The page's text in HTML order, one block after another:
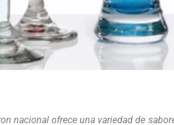
nacional ofrece una variedad de